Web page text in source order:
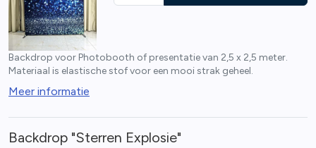
Backdrop voor Photobooth of presentatie van 2,5 x 2,5 meter.
Materiaal is elastische stof voor een mooi strak geheel.
Meer informatie
Backdrop "Sterren Explosie"